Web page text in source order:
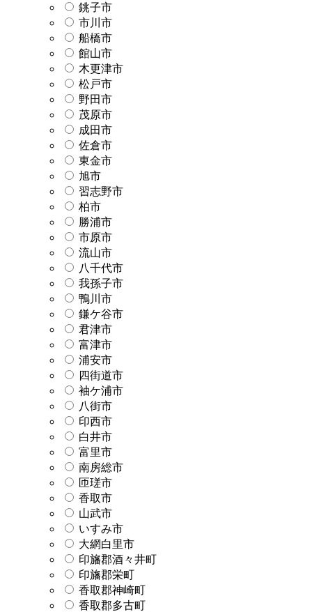
銚子市
市川市
船橋市
館山市
木更津市
松戸市
野田市
茂原市
成田市
佐倉市
東金市
旭市
習志野市
柏市
勝浦市
市原市
流山市
八千代市
我孫子市
鴨川市
鎌ケ谷市
君津市
富津市
浦安市
四街道市
袖ケ浦市
八街市
印西市
白井市
富里市
南房総市
匝瑳市
香取市
山武市
いすみ市
大網白里市
印旛郡酒々井町
印旛郡栄町
香取郡神崎町
香取郡多古町